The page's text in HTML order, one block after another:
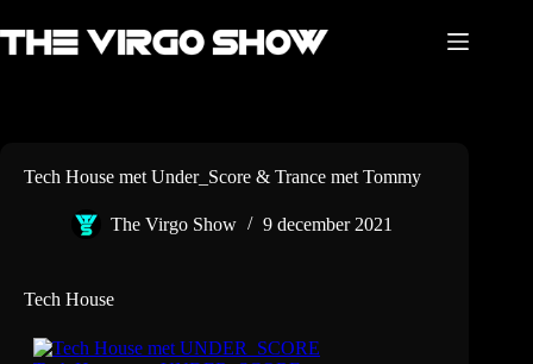
naar
de
Tech House met Under_Score & Trance met Tommy
The Virgo Show 9 december 2021
Tech House